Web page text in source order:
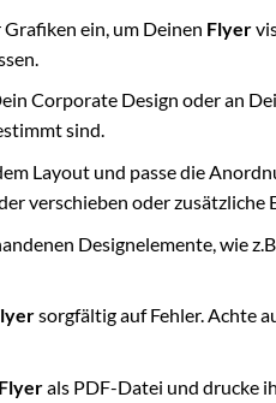
ein, um Deinen Flyer
Corporate Design oder an
sind.
Layout und passe die
verschieben oder zusätzliche
Designelemente, wie
sorgfältig auf Fehler. Achte
Flyerals PDF-Datei und drucke